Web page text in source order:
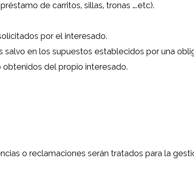
de carritos, sillas, tronas ….etc).
por el interesado.
en los supuestos establecidos por una
del propio interesado.
o reclamaciones serán tratados para la